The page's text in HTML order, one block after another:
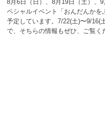
8月6日（日）、8月19日（土）、
ペシャルイベント「おんだんか
予定しています。7/22(土)〜9/16(
で、そちらの情報もぜひ、ご覧く